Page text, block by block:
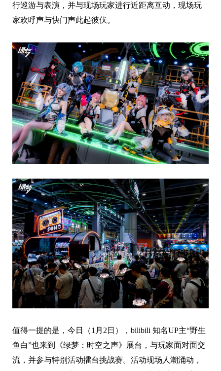
行巡游与表演，并与现场玩家进行近距离互动，现场玩
家欢呼声与快门声此起彼伏。
值得一提的是，今日（1月2日），bilibili 知名UP主“野生
鱼白”也来到《绿梦：时空之声》展台，与玩家面对面交
流，并参与特别活动擂台挑战赛。活动现场人潮涌动，